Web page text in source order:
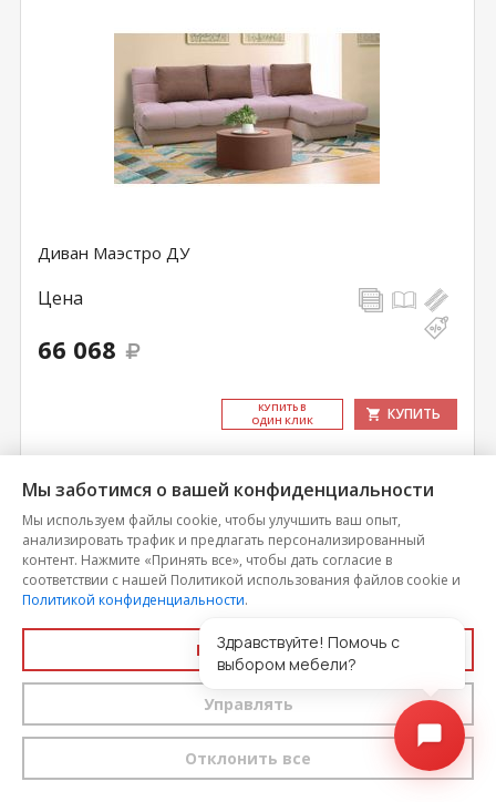
Диван Маэстро ДУ
Цена
66 068
КУ­ПИТЬ В
ОДИН КЛИК
КУПИТЬ
Диван Маэстро ПД
Мы заботимся о вашей конфиденциальности
Мы используем файлы cookie, чтобы улучшить ваш опыт,
анализировать трафик и предлагать персонализированный
контент. Нажмите «Принять все», чтобы дать согласие в
соответствии с нашей Политикой использования файлов cookie и
Политикой конфиденциальности.
Принять все
Управлять
Отклонить все
Здравствуйте! Помочь с
выбором мебели?